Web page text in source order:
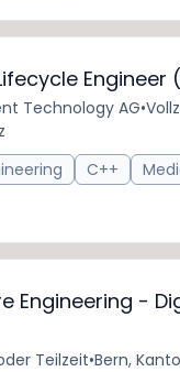
Engineer
Technology AG•
C++
Engineering -
Teilzeit•Bern,